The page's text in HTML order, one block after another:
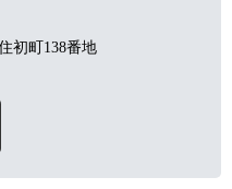
初町138番地